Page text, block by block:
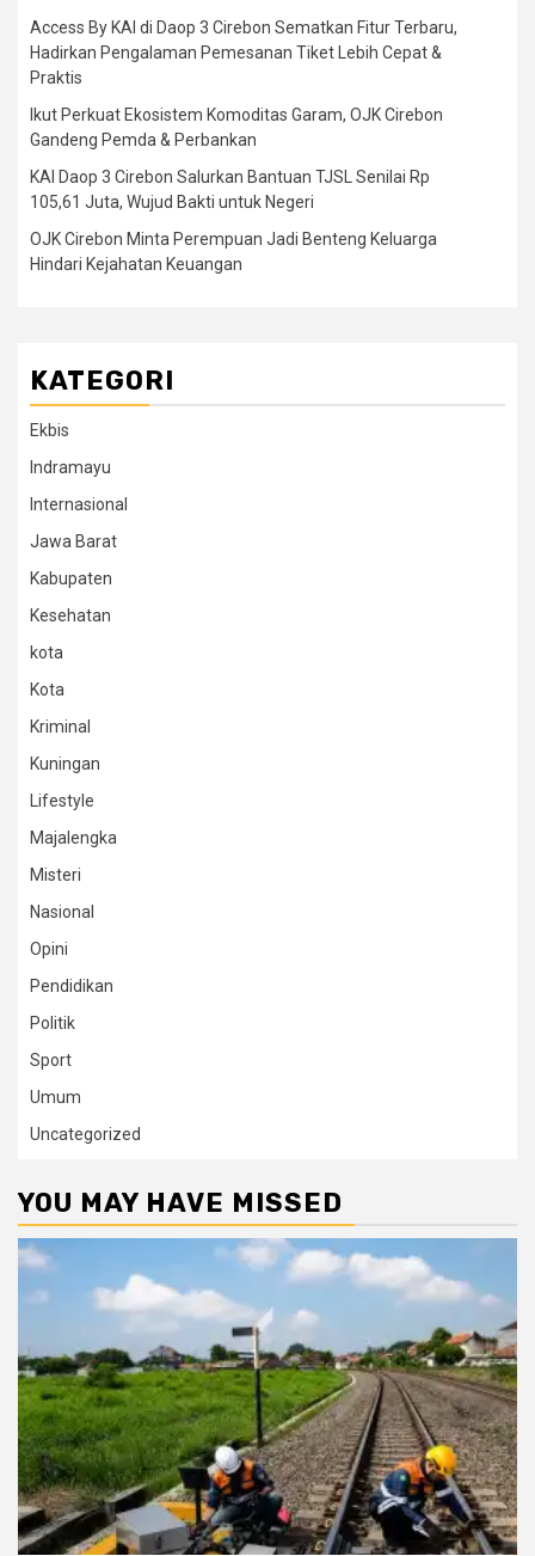
Access By KAI di Daop 3 Cirebon Sematkan Fitur Terbaru,
Hadirkan Pengalaman Pemesanan Tiket Lebih Cepat &
Praktis
Ikut Perkuat Ekosistem Komoditas Garam, OJK Cirebon
Gandeng Pemda & Perbankan
KAI Daop 3 Cirebon Salurkan Bantuan TJSL Senilai Rp
105,61 Juta, Wujud Bakti untuk Negeri
OJK Cirebon Minta Perempuan Jadi Benteng Keluarga
Hindari Kejahatan Keuangan
KATEGORI
Ekbis
Indramayu
Internasional
Jawa Barat
Kabupaten
Kesehatan
kota
Kota
Kriminal
Kuningan
Lifestyle
Majalengka
Misteri
Nasional
Opini
Pendidikan
Politik
Sport
Umum
Uncategorized
YOU MAY HAVE MISSED